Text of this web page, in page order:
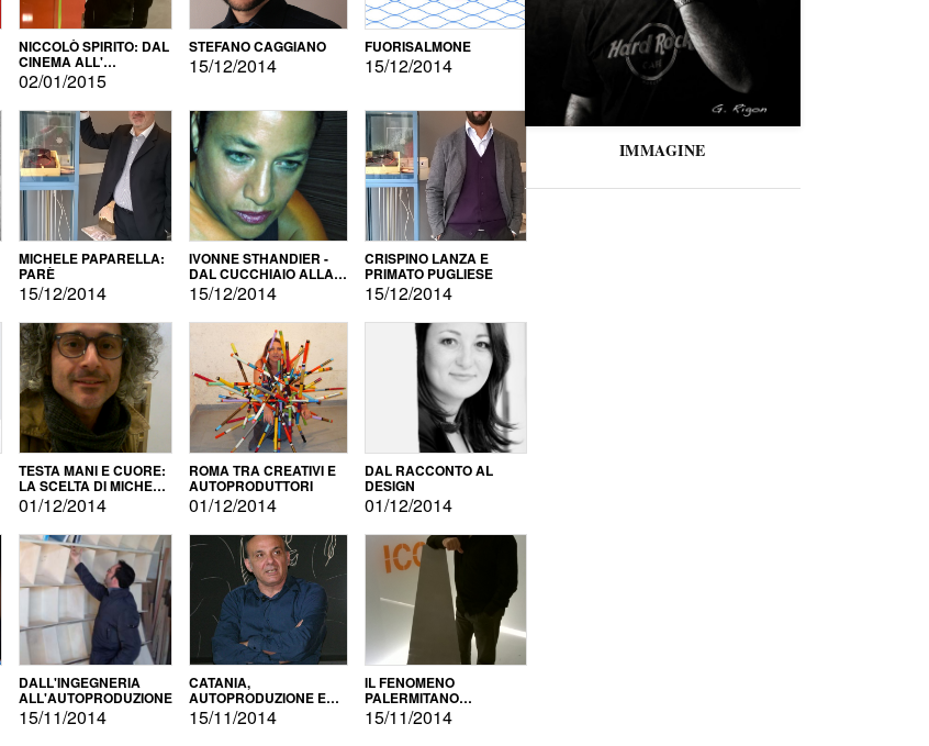
NICCOLÒ SPIRITO: DAL
CINEMA ALL'
AUTOPRODUZIONE
02/01/2015
STEFANO CAGGIANO
15/12/2014
FUORISALMONE
15/12/2014
MICHELE PAPARELLA:
PARÈ
15/12/2014
IVONNE STHANDIER -
DAL CUCCHIAIO ALLA
CITTÀ
15/12/2014
CRISPINO LANZA E
PRIMATO PUGLIESE
15/12/2014
TESTA MANI E CUORE:
LA SCELTA DI MICHELE
BARBERIO
01/12/2014
ROMA TRA CREATIVI E
AUTOPRODUTTORI
01/12/2014
DAL RACCONTO AL
DESIGN
01/12/2014
DALL'INGEGNERIA
ALL'AUTOPRODUZIONE
15/11/2014
CATANIA,
AUTOPRODUZIONE E
COMMERCIALIZZAZIONE
15/11/2014
IL FENOMENO
PALERMITANO
DELL'AUTOPRODUZIONE
15/11/2014
IMMAGINE